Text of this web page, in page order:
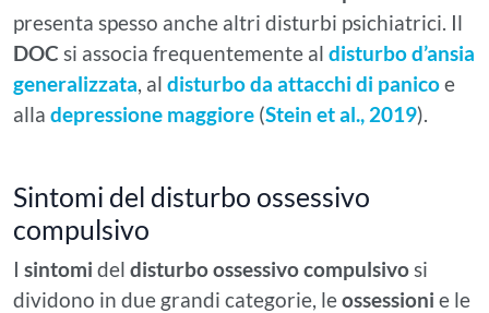
presenta spesso anche altri disturbi psichiatrici. Il
DOC si associa frequentemente al disturbo d’ansia
generalizzata, al disturbo da attacchi di panicoe
alla depressione maggiore (Stein et al., 2019).
Sintomi del disturbo ossessivo
compulsivo
I sintomi del disturbo ossessivo compulsivosi
dividono in due grandi categorie, leossessioni e le